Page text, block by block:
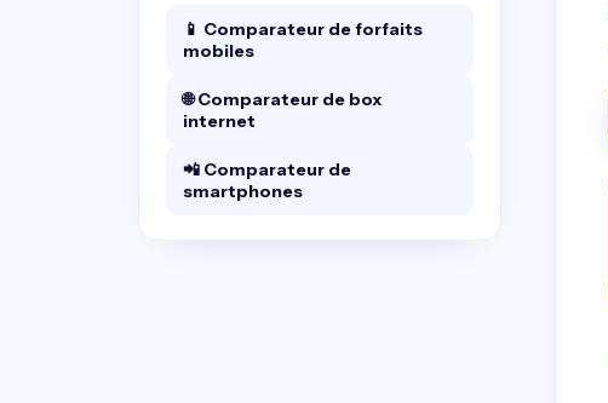
📱 Comparateur de forfaits
mobiles
🌐 Comparateur de box
internet
📲 Comparateur de
smartphones